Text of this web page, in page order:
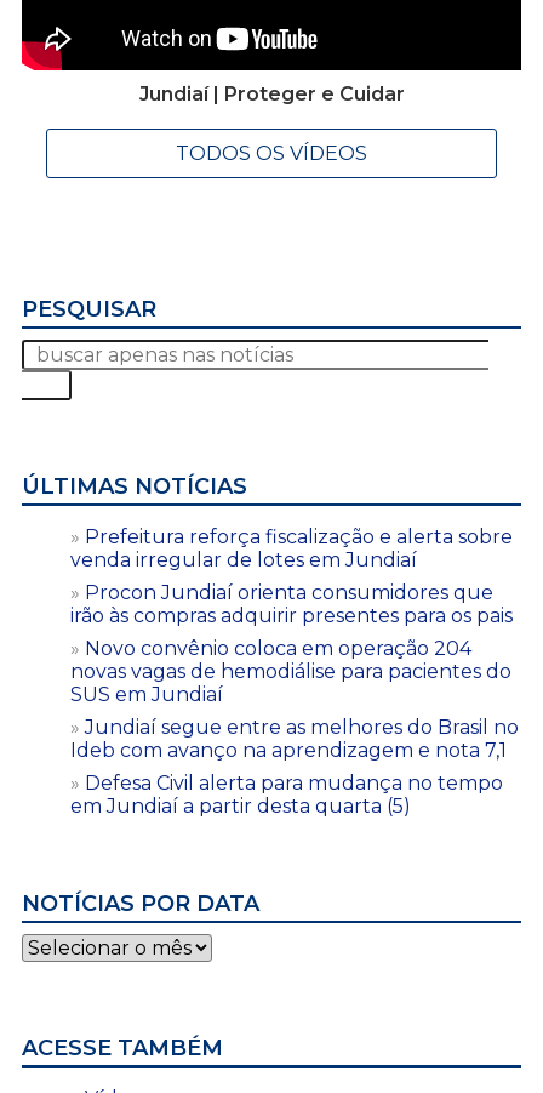
Jundiaí | Proteger e Cuidar
TODOS OS VÍDEOS
PESQUISAR
ÚLTIMAS NOTÍCIAS
Prefeitura reforça fiscalização e alerta sobre
venda irregular de lotes em Jundiaí
Procon Jundiaí orienta consumidores que
irão às compras adquirir presentes para os pais
Novo convênio coloca em operação 204
novas vagas de hemodiálise para pacientes do
SUS em Jundiaí
Jundiaí segue entre as melhores do Brasil no
Ideb com avanço na aprendizagem e nota 7,1
Defesa Civil alerta para mudança no tempo
em Jundiaí a partir desta quarta (5)
NOTÍCIAS POR DATA
Notícias
por
ACESSE TAMBÉM